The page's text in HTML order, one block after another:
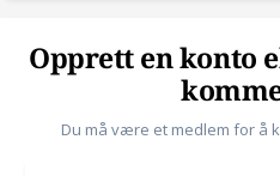
Opprett en konto
Du må være et medlem for å